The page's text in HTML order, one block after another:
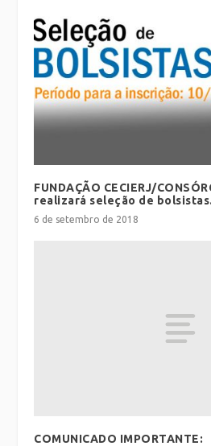
FUNDAÇÃO CECIERJ/
realizará seleção de bolsistas.
6 de setembro de 2018
COMUNICADO IMPORTANTE: